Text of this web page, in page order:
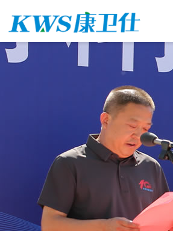
首页
车间展示
荣誉资质
联系我们